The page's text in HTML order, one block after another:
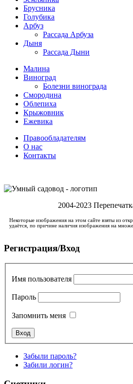
Брусника
Голубика
Арбуз
Рассада Арбуза
Дыня
Рассада Дыни
Малина
Виноград
Болезни винограда
Смородина
Облепиха
Крыжовник
Ежевика
Правообладателям
О нас
Контакты
2004-2023
Некоторые изображения на этом сайте взяты из
удаётся, по причине наличия изображения на
Регистрация/Вход
Имя пользователя
Пароль
Запомнить меня
Забыли пароль?
Забили логин?